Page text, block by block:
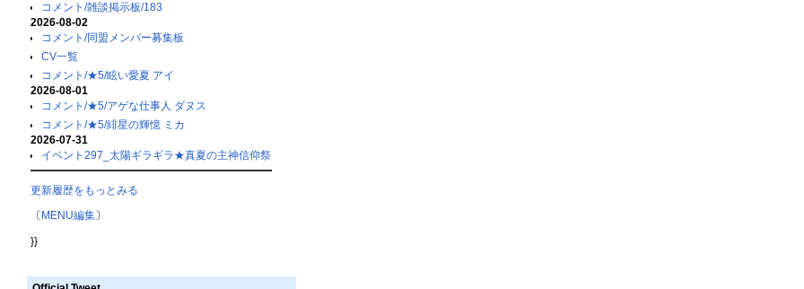
コメント/雑談掲示板/183
2026-08-02
コメント/同盟メンバー募集板
CV一覧
コメント/★5/眩い愛夏 アイ
2026-08-01
コメント/★5/アゲな仕事人 ダヌス
コメント/★5/緋星の輝憶 ミカ
2026-07-31
イベント297_太陽ギラギラ★真夏の主神信仰祭
更新履歴をもっとみる
〔 MENU編集〕
}}